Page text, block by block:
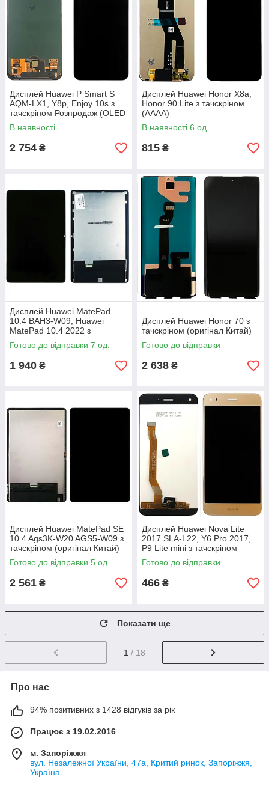
Дисплей Huawei P Smart S
AQM-LX1, Y8p, Enjoy 10s з
тачскріном Розпродаж (OLED
Small LCD)
В наявності
2 754 ₴
Дисплей Huawei Honor X8a,
Honor 90 Lite з тачскріном
(AAAA)
В наявності 6 од.
815 ₴
Дисплей Huawei MatePad
10.4 BAH3-W09, Huawei
MatePad 10.4 2022 з
тачскріном (чорний оригінал
Китай)
Готово до відправки 7 од.
1 940 ₴
Дисплей Huawei Honor 70 з
тачскріном (оригінал Китай)
Готово до відправки
2 638 ₴
Дисплей Huawei MatePad SE
10.4 Ags3K-W20 AGS5-W09 з
тачскріном (оригінал Китай)
Готово до відправки 5 од.
2 561 ₴
Дисплей Huawei Nova Lite
2017 SLA-L22, Y6 Pro 2017,
P9 Lite mini з тачскріном
(золотистий)
Готово до відправки
466 ₴
Показати ще
1 / 18
Про нас
94% позитивних з 1428 відгуків за рік
Працює з 19.02.2016
м. Запоріжжя
вул. Незалежної України, 47а, Критий ринок, Запоріжжя,
Україна